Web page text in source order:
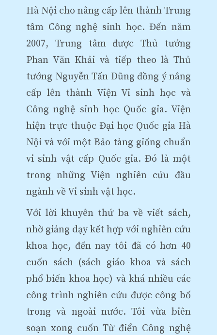
Hà Nội cho nâng cấp lên thành Trung
tâm Công nghệ sinh học. Đến năm
2007, Trung tâm được Thủ tướng
Phan Văn Khải và tiếp theo là Thủ
tướng Nguyễn Tấn Dũng đồng ý nâng
cấp lên thành Viện Vi sinh học và
Công nghệ sinh học Quốc gia. Viện
hiện trực thuộc Đại học Quốc gia Hà
Nội và với một Bảo tàng giống chuẩn
vi sinh vật cấp Quốc gia. Đó là một
trong những Viện nghiên cứu đầu
ngành về Vi sinh vật học.
Với lời khuyên thứ ba về viết sách,
nhờ giảng dạy kết hợp với nghiên cứu
khoa học, đến nay tôi đã có hơn 40
cuốn sách (sách giáo khoa và sách
phổ biến khoa học) và khá nhiều các
công trình nghiên cứu được công bố
trong và ngoài nước. Tôi vừa biên
soạn xong cuốn Từ điển Công nghệ